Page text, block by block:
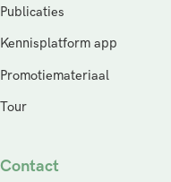
Publicaties
Kennisplatform app
Promotiemateriaal
Tour
Contact